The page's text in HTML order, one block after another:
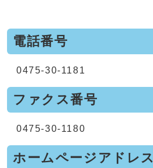
電話番号
0475-30-1181
ファクス番号
0475-30-1180
ホームページアドレス